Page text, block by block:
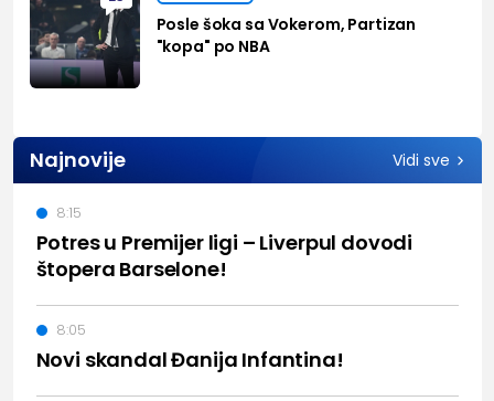
Posle šoka sa Vokerom, Partizan
"kopa" po NBA
Najnovije Vidi sve
Potres u Premijer ligi – Liverpul dovodi
štopera Barselone!
8:15
Novi skandal Đanija Infantina!
8:05